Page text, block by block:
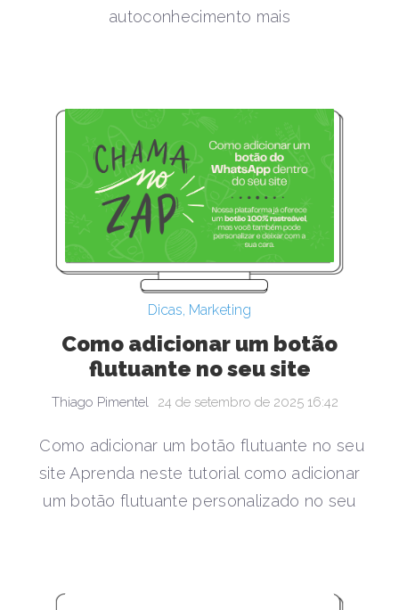
autoconhecimento mais
Dicas, Marketing
Como adicionar um botão
flutuante no seu site
Thiago Pimentel 24 de setembro de 2025 16:42
Como adicionar um botão flutuante no seu
site Aprenda neste tutorial como adicionar
um botão flutuante personalizado no seu